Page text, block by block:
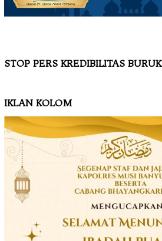
STOP PERS KREDIBILITAS BURUK
IKLAN KOLOM